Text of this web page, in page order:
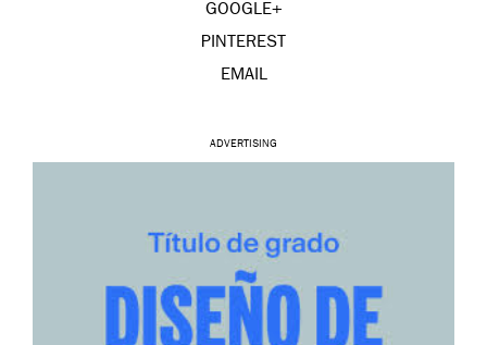
GOOGLE+
PINTEREST
EMAIL
ADVERTISING